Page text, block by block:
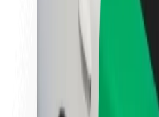
Apie „Bolt“
„Bolt“ tvarumo politika
Projektas „Zero“
Tinklaraštis
Naujienų centras